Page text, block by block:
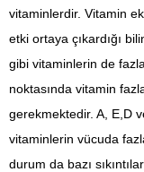
vitaminlerdir. Vitamin
etki ortaya çıkardığı
gibi vitaminlerin de
noktasında vitamin
gerekmektedir. A, E,D
vitaminlerin vücuda
durum da bazı